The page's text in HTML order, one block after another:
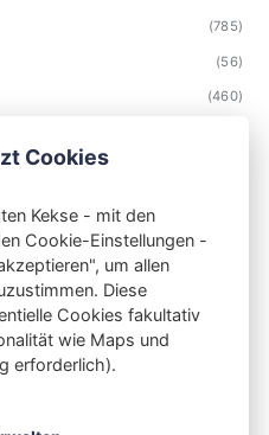
(785)
(56)
(460)
Network (iOSBN)
Cookies
Kekse - mit den
Cookie-Einstellungen -
um allen
Diese
Cookies fakultativ
wie Maps und
erforderlich).